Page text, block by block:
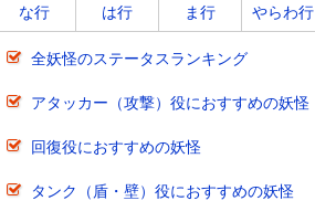
な行 は行 ま行 やらわ行
全妖怪のステータスランキング
アタッカー（攻撃）役におすすめの妖怪
回復役におすすめの妖怪
タンク（盾・壁）役におすすめの妖怪